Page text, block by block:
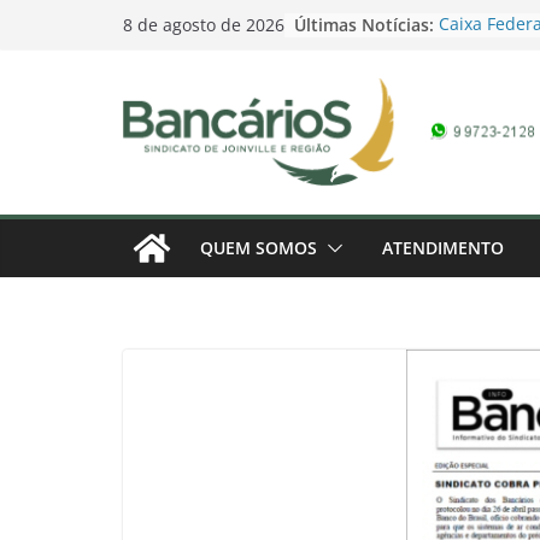
8 de agosto de 2026 Últimas Notícias: Caixa
pela
domingo
Contagem
Bancários
Banco do
Campanha
QUEM SOMOS ATENDIMENTO